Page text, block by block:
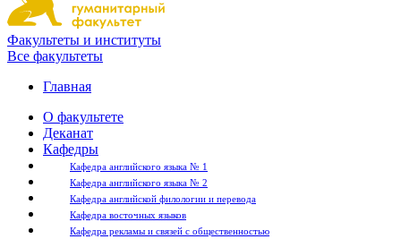
Факультеты и институты
Все факультеты
Главная
О факультете
Деканат
Кафедры
Кафедра английского языка № 1
Кафедра английского языка № 2
Кафедра английской филологии и перевода
Кафедра восточных языков
Кафедра рекламы и связей с общественностью